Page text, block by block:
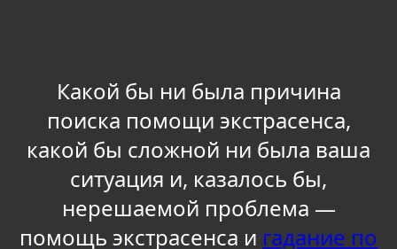
Какой бы ни была причина
поиска помощи экстрасенса,
какой бы сложной ни была ваша
ситуация и, казалось бы,
нерешаемой проблема —
помощь экстрасенса и гадание по